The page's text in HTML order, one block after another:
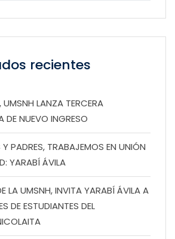
recientes
UMSNH LANZA TERCERA
NUEVO INGRESO
PADRES, TRABAJEMOS EN UNIÓN
YARABÍ ÁVILA
LA UMSNH, INVITA YARABÍ ÁVILA A
DE ESTUDIANTES DEL